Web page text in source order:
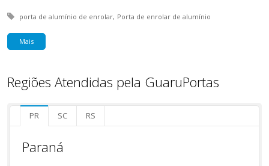
Tagged with:
porta de alumínio de enrolar Porta de enrolar de alumínio
Mais
Regiões Atendidas pela GuaruPortas
PR SC RS
Paraná